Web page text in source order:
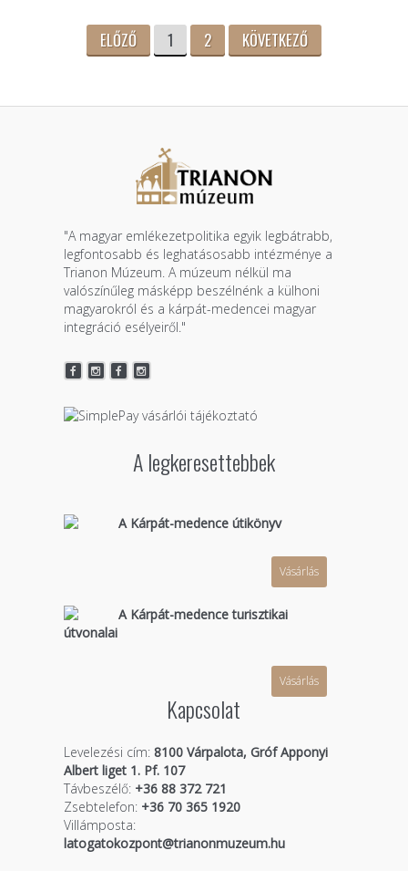
ELŐZŐ 1 2 KÖVETKEZŐ
"A magyar emlékezetpolitika egyik legbátrabb,
legfontosabb és leghatásosabb intézménye a
Trianon Múzeum. A múzeum nélkül ma
valószínűleg másképp beszélnénk a külhoni
magyarokról és a kárpát-medencei magyar
integráció esélyeiről."
A legkeresettebbek
A Kárpát-medence útikönyv
Vásárlás
A Kárpát-medence turisztikai
útvonalai
Vásárlás
Kapcsolat
Levelezési cím: 8100 Várpalota, Gróf Apponyi
Albert liget 1. Pf. 107
Távbeszélő:+36 88 372 721
Zsebtelefon:+36 70 365 1920
Villámposta:
latogatokozpont@trianonmuzeum.hu